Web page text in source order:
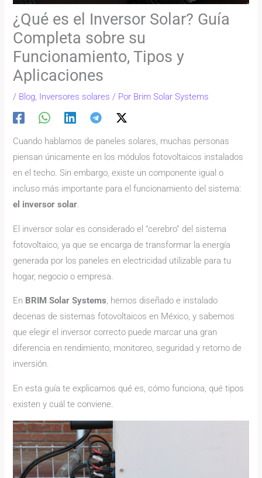
¿Qué es el Inversor Solar? Guía
Completa sobre su
Funcionamiento, Tipos y
Aplicaciones
/ Blog, Inversores solares / Por Brim Solar Systems
Cuando hablamos de paneles solares, muchas personas
piensan únicamente en los módulos fotovoltaicos instalados
en el techo. Sin embargo, existe un componente igual o
incluso más importante para el funcionamiento del sistema:
el inversor solar.
El inversor solar es considerado el “cerebro” del sistema
fotovoltaico, ya que se encarga de transformar la energía
generada por los paneles en electricidad utilizable para tu
hogar, negocio o empresa.
En BRIM Solar Systems, hemos diseñado e instalado
decenas de sistemas fotovoltaicos en México, y sabemos
que elegir el inversor correcto puede marcar una gran
diferencia en rendimiento, monitoreo, seguridad y retorno de
inversión.
En esta guía te explicamos qué es, cómo funciona, qué tipos
existen y cuál te conviene.